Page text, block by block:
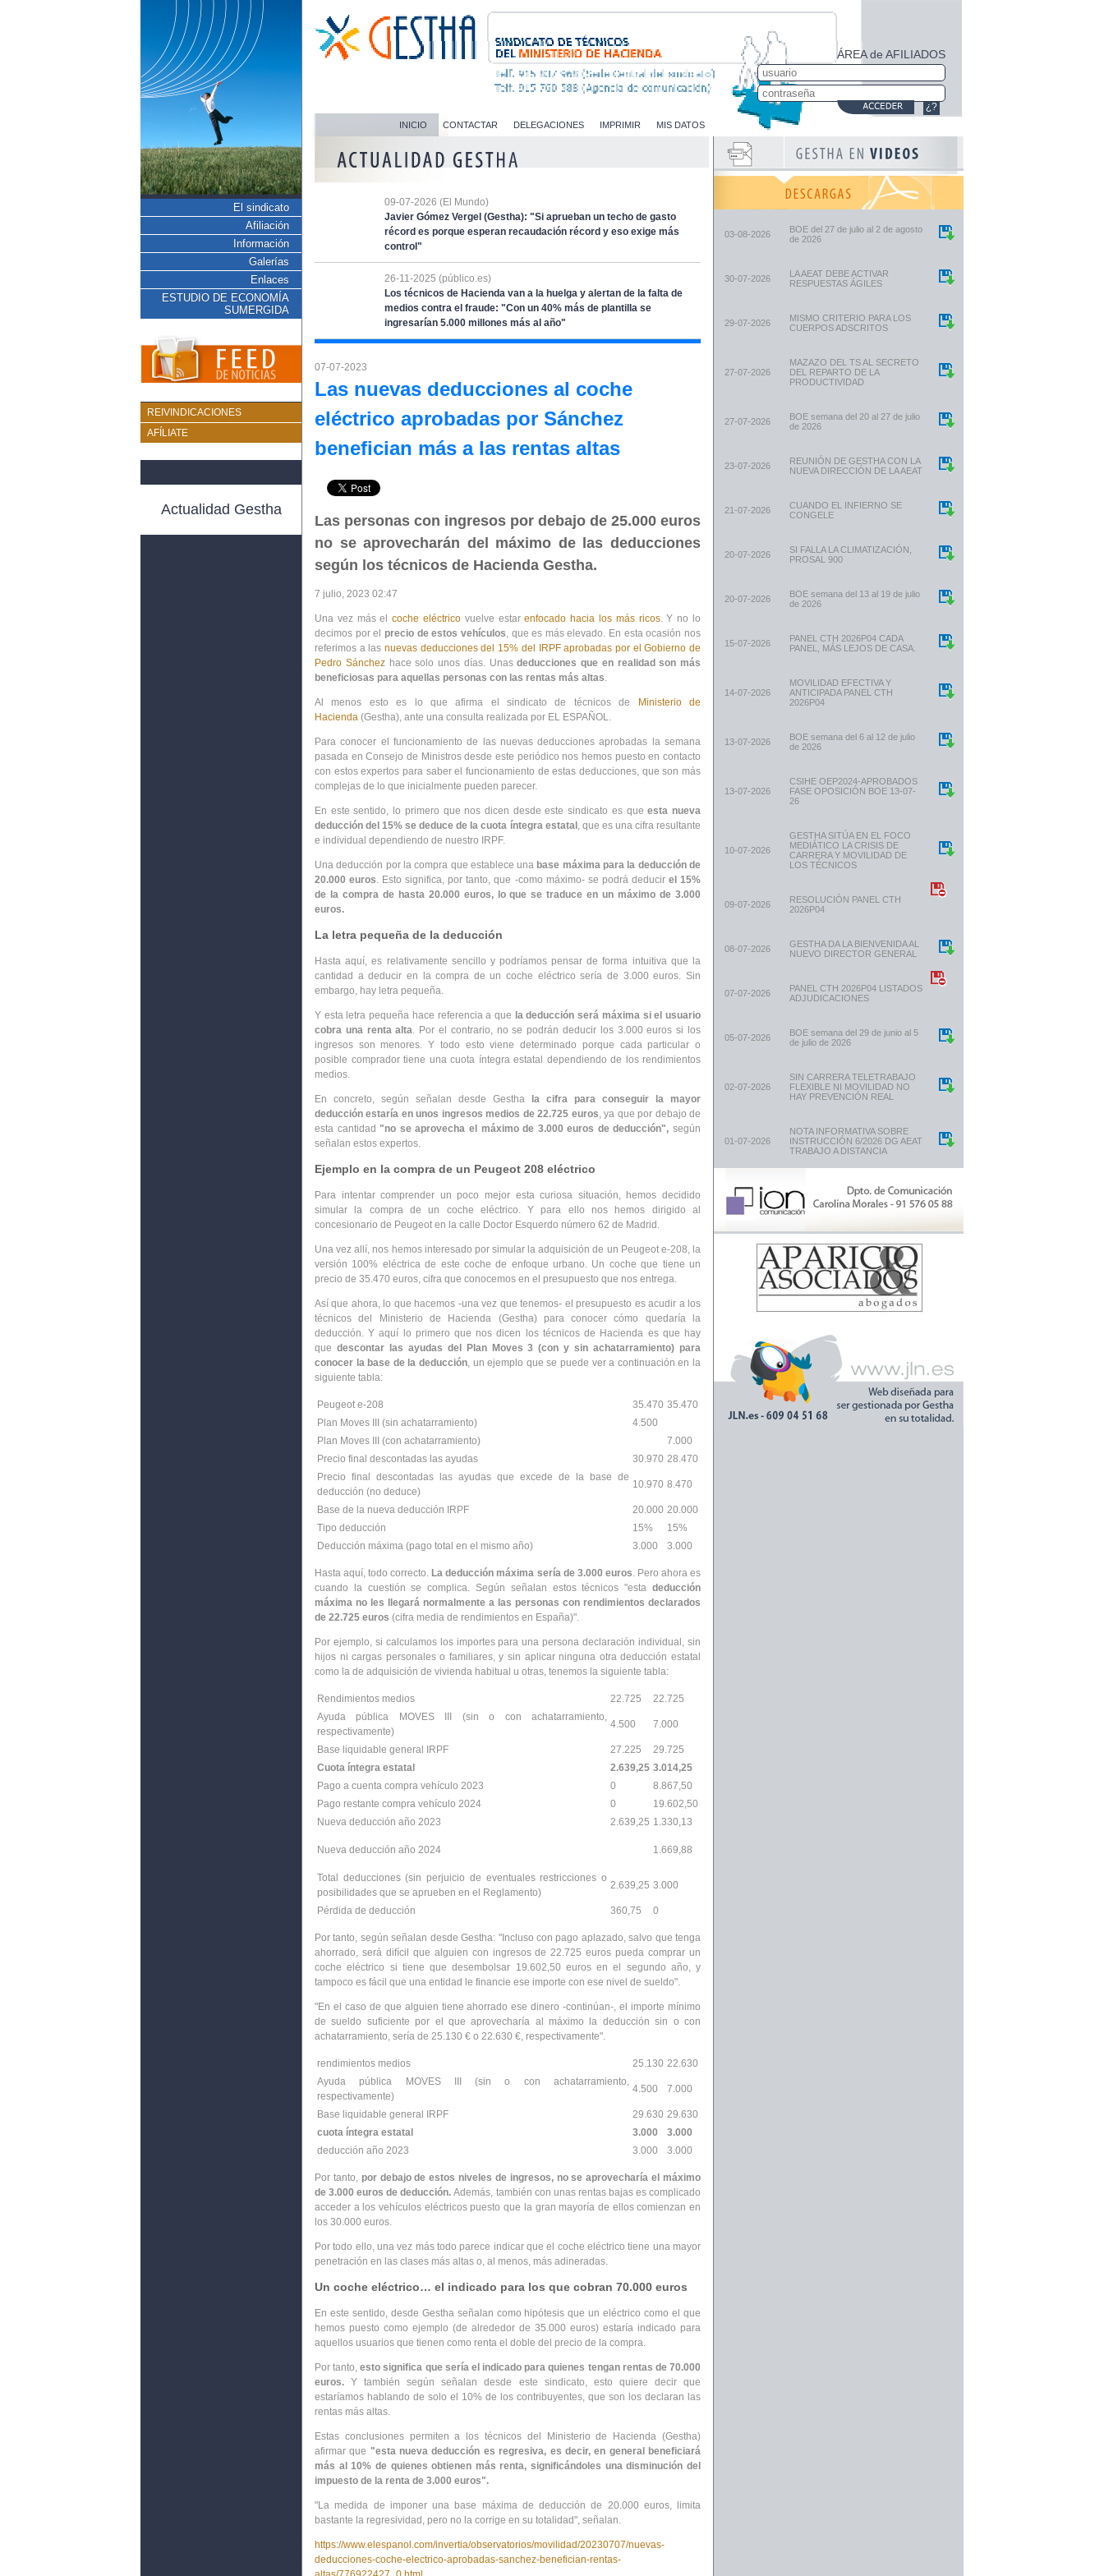
El sindicato
Afiliación
Información
Galerías
Enlaces
ESTUDIO DE ECONOMÍA
SUMERGIDA
REIVINDICACIONES
AFÍLIATE
Actualidad Gestha
ÁREA de AFILIADOS
¿?
INICIO CONTACTAR DELEGACIONES IMPRIMIR MIS DATOS
09-07-2026 (El Mundo)
Javier Gómez Vergel (Gestha): "Si aprueban un techo de gasto
récord es porque esperan recaudación récord y eso exige más
control"
26-11-2025 (público.es)
Los técnicos de Hacienda van a la huelga y alertan de la falta de
medios contra el fraude: "Con un 40% más de plantilla se
ingresarían 5.000 millones más al año"
07-07-2023
Las nuevas deducciones al coche
eléctrico aprobadas por Sánchez
benefician más a las rentas altas
Las personas con ingresos por debajo de 25.000 euros
no se aprovecharán del máximo de las deducciones
según los técnicos de Hacienda Gestha.
7 julio, 2023 02:47
Una vez más elcoche eléctrico vuelve estarenfocado hacia los más ricos. Y no lo
decimos por el precio de estos vehículos, que es más elevado. En esta ocasión nos
referimos a lasnuevas deducciones del 15% del IRPF aprobadas por el Gobierno de
Pedro Sánchezhace solo unos días. Unasdeducciones que en realidad son más
beneficiosas para aquellas personas con las rentas más altas.
Al menos esto es lo que afirma el sindicato de técnicos de
Ministerio de
Hacienda (Gestha), ante una consulta realizada por EL ESPAÑOL.
Para conocer el funcionamiento de las nuevas deducciones aprobadas la semana
pasada en Consejo de Ministros desde este periódico nos hemos puesto en contacto
con estos expertos para saber el funcionamiento de estas deducciones, que son más
complejas de lo que inicialmente pueden parecer.
En este sentido, lo primero que nos dicen desde este sindicato es queesta nueva
deducción del 15% se deduce de la cuota íntegra estatal , que es una cifra resultante
e individual dependiendo de nuestro IRPF.
Una deducción por la compra que establece una base máxima para la deducción de
20.000 euros. Esto significa, por tanto, que -como máximo- se podrá deducir el 15%
de la compra de hasta 20.000 euros, lo que se traduce en un máximo de 3.000
euros.
La letra pequeña de la deducción
Hasta aquí, es relativamente sencillo y podríamos pensar de forma intuitiva que la
cantidad a deducir en la compra de un coche eléctrico sería de 3.000 euros. Sin
embargo, hay letra pequeña.
Y esta letra pequeña hace referencia a que la deducción será máxima si el usuario
cobra una renta alta. Por el contrario, no se podrán deducir los 3.000 euros si los
ingresos son menores. Y todo esto viene determinado porque cada particular o
posible comprador tiene una cuota íntegra estatal dependiendo de los rendimientos
medios.
En concreto, según señalan desde Gestha
la cifra para conseguir la mayor
deducción estaría en unos ingresos medios de 22.725 euros, ya que por debajo de
esta cantidad "no se aprovecha el máximo de 3.000 euros de deducción", según
señalan estos expertos.
Ejemplo en la compra de un Peugeot 208 eléctrico
Para intentar comprender un poco mejor esta curiosa situación, hemos decidido
simular la compra de un coche eléctrico. Y para ello nos hemos dirigido al
concesionario de Peugeot en la calle Doctor Esquerdo número 62 de Madrid.
Una vez allí, nos hemos interesado por simular la adquisición de un Peugeot e-208, la
versión 100% eléctrica de este coche de enfoque urbano. Un coche que tiene un
precio de 35.470 euros, cifra que conocemos en el presupuesto que nos entrega.
Así que ahora, lo que hacemos -una vez que tenemos- el presupuesto es acudir a los
técnicos del Ministerio de Hacienda (Gestha) para conocer cómo quedaría la
deducción. Y aquí lo primero que nos dicen los técnicos de Hacienda es que hay
que descontar las ayudas del Plan Moves 3 (con y sin achatarramiento) para
conocer la base de la deducción, un ejemplo que se puede ver a continuación en la
siguiente tabla:
Peugeot e-208 35.470 35.470
Plan Moves III (sin achatarramiento)
4.500
Plan Moves III (con achatarramiento)
7.000
Precio final descontadas las ayudas
30.970 28.470
Precio final descontadas las ayudas que excede de la base de
deducción (no deduce)
10.970 8.470
Base de la nueva deducción IRPF 20.000 20.000
Tipo deducción
15%
15%
Deducción máxima (pago total en el mismo año)
3.000 3.000
Hasta aquí, todo correcto. La deducción máxima sería de 3.000 euros. Pero ahora es
cuando la cuestión se complica. Según señalan estos técnicos "esta deducción
máxima no les llegará normalmente a las personas con rendimientos declarados
de 22.725 euros (cifra media de rendimientos en España)".
Por ejemplo, si calculamos los importes para una persona declaración individual, sin
hijos ni cargas personales o familiares, y sin aplicar ninguna otra deducción estatal
como la de adquisición de vivienda habitual u otras, tenemos la siguiente tabla:
Rendimientos medios 22.725
22.725
Ayuda pública MOVES III (sin o con achatarramiento,
respectivamente)
4.500 7.000
Base liquidable general IRPF 27.225
29.725
Cuota íntegra estatal
2.639,25 3.014,25
Pago a cuenta compra vehículo 2023
0
8.867,50
Pago restante compra vehículo 2024
0
19.602,50
Nueva deducción año 2023
2.639,25 1.330,13
Nueva deducción año 2024 1.669,88
Total deducciones (sin perjuicio de eventuales restricciones o
posibilidades que se aprueben en el Reglamento)
2.639,25 3.000
Pérdida de deducción 360,75 0
Por tanto, según señalan desde Gestha: "Incluso con pago aplazado, salvo que tenga
ahorrado, será difícil que alguien con ingresos de 22.725 euros pueda comprar un
coche eléctrico si tiene que desembolsar 19.602,50 euros en el segundo año, y
tampoco es fácil que una entidad le financie ese importe con ese nivel de sueldo".
"En el caso de que alguien tiene ahorrado ese dinero -continúan-, el importe mínimo
de sueldo suficiente por el que aprovecharía al máximo la deducción sin o con
achatarramiento, sería de 25.130 € o 22.630 €, respectivamente".
rendimientos medios 25.130 22.630
Ayuda pública MOVES III (sin o con achatarramiento,
respectivamente)
4.500 7.000
Base liquidable general IRPF 29.630 29.630
cuota íntegra estatal
3.000
3.000
deducción año 2023
3.000 3.000
Por tanto, por debajo de estos niveles de ingresos, no se aprovecharía el máximo
de 3.000 euros de deducción. Además, también con unas rentas bajas es complicado
acceder a los vehículos eléctricos puesto que la gran mayoría de ellos comienzan en
los 30.000 euros.
Por todo ello, una vez más todo parece indicar que el coche eléctrico tiene una mayor
penetración en las clases más altas o, al menos, más adineradas.
Un coche eléctrico… el indicado para los que cobran 70.000 euros
En este sentido, desde Gestha señalan como hipótesis que un eléctrico como el que
hemos puesto como ejemplo (de alrededor de 35.000 euros) estaría indicado para
aquellos usuarios que tienen como renta el doble del precio de la compra.
Por tanto,esto significa que sería el indicado para quienes tengan rentas de 70.000
euros. Y también según señalan desde este sindicato, esto quiere decir que
estaríamos hablando de solo el 10% de los contribuyentes, que son los declaran las
rentas más altas.
Estas conclusiones permiten a los técnicos del Ministerio de Hacienda (Gestha)
afirmar que "esta nueva deducción es regresiva, es decir, en general beneficiará
más al 10% de quienes obtienen más renta, significándoles una disminución del
impuesto de la renta de 3.000 euros".
"La medida de imponer una base máxima de deducción de 20.000 euros, limita
bastante la regresividad, pero no la corrige en su totalidad", señalan.
https://www.elespanol.com/invertia/observatorios/movilidad/20230707/nuevas-
deducciones-coche-electrico-aprobadas-sanchez-benefician-rentas-
03-08-2026
BOE del 27 de julio al 2 de agosto
de 2026
30-07-2026
LA AEAT DEBE ACTIVAR
RESPUESTAS ÁGILES
29-07-2026
MISMO CRITERIO PARA LOS
CUERPOS ADSCRITOS
27-07-2026
MAZAZO DEL TS AL SECRETO
DEL REPARTO DE LA
PRODUCTIVIDAD
27-07-2026
BOE semana del 20 al 27 de julio
de 2026
23-07-2026
REUNIÓN DE GESTHA CON LA
NUEVA DIRECCIÓN DE LA AEAT
21-07-2026
CUANDO EL INFIERNO SE
CONGELE
20-07-2026
SI FALLA LA CLIMATIZACIÓN,
PROSAL 900
20-07-2026
BOE semana del 13 al 19 de julio
de 2026
15-07-2026
PANEL CTH 2026P04 CADA
PANEL, MÁS LEJOS DE CASA.
14-07-2026
MOVILIDAD EFECTIVA Y
ANTICIPADA PANEL CTH
2026P04
13-07-2026
BOE semana del 6 al 12 de julio
de 2026
13-07-2026
CSIHE OEP2024-APROBADOS
FASE OPOSICIÓN BOE 13-07-
26
10-07-2026
GESTHA SITÚA EN EL FOCO
MEDIÁTICO LA CRISIS DE
CARRERA Y MOVILIDAD DE
LOS TÉCNICOS
09-07-2026
RESOLUCIÓN PANEL CTH
2026P04
08-07-2026
GESTHA DA LA BIENVENIDA AL
NUEVO DIRECTOR GENERAL
07-07-2026
PANEL CTH 2026P04 LISTADOS
ADJUDICACIONES
05-07-2026
BOE semana del 29 de junio al 5
de julio de 2026
02-07-2026
SIN CARRERA TELETRABAJO
FLEXIBLE NI MOVILIDAD NO
HAY PREVENCIÓN REAL
01-07-2026
NOTA INFORMATIVA SOBRE
INSTRUCCIÓN 6/2026 DG AEAT
TRABAJO A DISTANCIA